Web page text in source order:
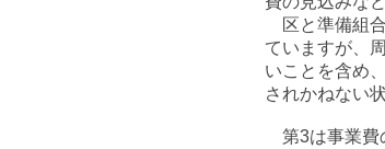
区と準備組合
ていますが、
いことを含め
されかねない
第3は事業費